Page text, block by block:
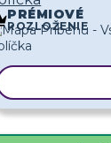
PRÉMIOVÉ
ROZLOŽENIE